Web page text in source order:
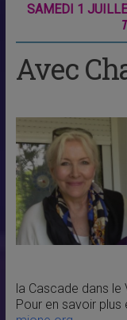
SAMEDI 1
Avec
la Cascade dans le
Pour en savoir plus